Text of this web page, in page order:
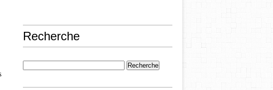
Recherche